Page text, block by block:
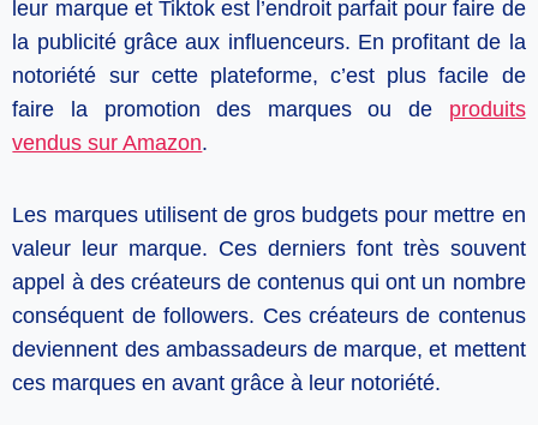
leur marque et Tiktok est l’endroit parfait pour faire de
la publicité grâce aux influenceurs. En profitant de la
notoriété sur cette plateforme, c’est plus facile de
faire la promotion des marques ou de produits
vendus sur Amazon.
Les marques utilisent de gros budgets pour mettre en
valeur leur marque. Ces derniers font très souvent
appel à des créateurs de contenus qui ont un nombre
conséquent de followers. Ces créateurs de contenus
deviennent des ambassadeurs de marque, et mettent
ces marques en avant grâce à leur notoriété.